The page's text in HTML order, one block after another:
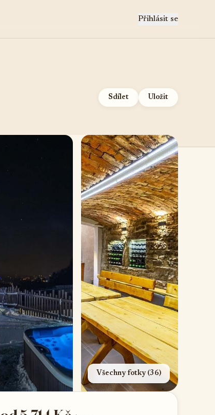
Přihlásit se
Sdílet Uložit
Všechny fotky (36)